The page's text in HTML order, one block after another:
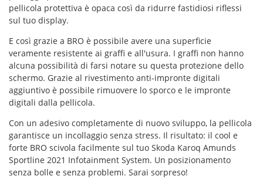
pellicola protettiva è opaca così da ridurre fastidiosi riflessi
sul tuo display.
E così grazie a BRO è possibile avere una superficie
veramente resistente ai graffi e all'usura. I graffi non hanno
alcuna possibilità di farsi notare su questa protezione dello
schermo. Grazie al rivestimento anti-impronte digitali
aggiuntivo è possibile rimuovere lo sporco e le impronte
digitali dalla pellicola.
Con un adesivo completamente di nuovo sviluppo, la pellicola
garantisce un incollaggio senza stress. Il risultato: il cool e
forte BRO scivola facilmente sul tuo Skoda Karoq Amunds
Sportline 2021 Infotainment System. Un posizionamento
senza bolle e senza problemi. Sarai sorpreso!